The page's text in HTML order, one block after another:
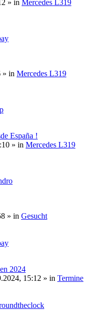
» in Mercedes L319
» in Mercedes L319
España !
» in Mercedes L319
» in Gesucht
2024
15:12 » in Termine